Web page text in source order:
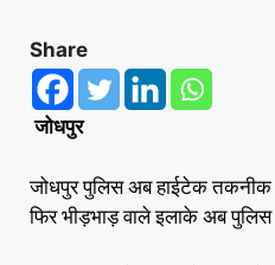
Share
जोधपुर
जोधपुर पुलिस अब हाईटेक तकनीक
फिर भीड़भाड़ वाले इलाके अब पुलिस